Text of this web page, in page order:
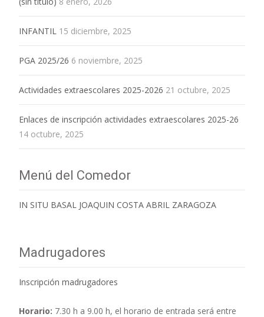
INFANTIL 15 diciembre, 2025
PGA 2025/26 6 noviembre, 2025
Actividades extraescolares 2025-2026 21 octubre, 2025
Enlaces de inscripción actividades extraescolares 2025-26
14 octubre, 2025
Menú del Comedor
IN SITU BASAL JOAQUIN COSTA ABRIL ZARAGOZA
Madrugadores
Inscripción madrugadores
Horario: 7.30 h a 9.00 h, el horario de entrada será entre